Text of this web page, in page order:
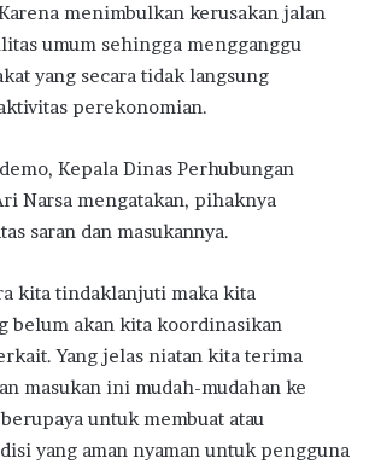
menimbulkan kerusakan jalan
umum sehingga mengganggu
yang secara tidak langsung
perekonomian.
Kepala Dinas Perhubungan
Narsa mengatakan, pihaknya
saran dan masukannya.
kita tindaklanjuti maka kita
belum akan kita koordinasikan
Yang jelas niatan kita terima
masukan ini mudah-mudahan ke
untuk membuat atau
yang aman nyaman untuk pengguna